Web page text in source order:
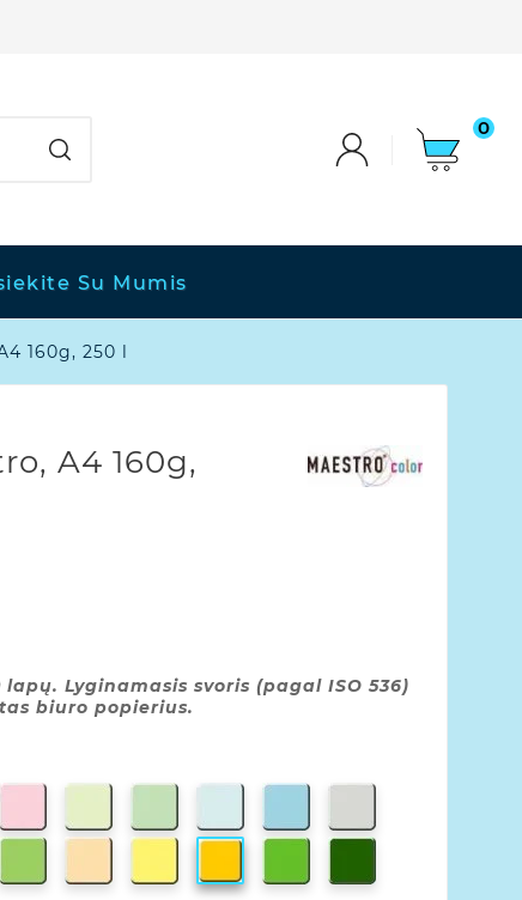
0
Su Mumis
160g, 250 l
A4 160g,
Lyginamasis svoris (pagal ISO 536)
biuro popierius.